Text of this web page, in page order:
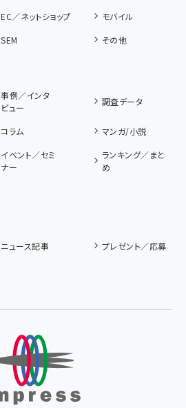
EC／ネットショップ
モバイル
SEM その他
事例／インタ
ビュー
調査データ
コラム
マンガ/小説
イベント／セミ
ナー
ランキング／まと
め
ニュース記事
プレゼント／応募